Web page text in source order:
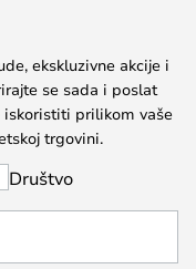
ekskluzivne akcije i
se sada i poslat
iskoristiti prilikom vaše
trgovini.
Društvo